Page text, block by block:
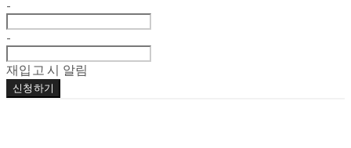
-
-
재입고 시 알림
신청하기